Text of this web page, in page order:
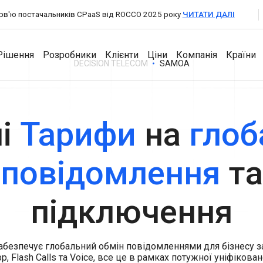
постачальників CPaaS від ROCCO 2025 року ЧИТАТИ ДАЛІ
Продукти
Messaging Dashboard
Потужна універсальна платформа для бізнес-
Business Chat
двостороннім обміном повідомлень.
для Партнерів
A2P Messaging
Збільшіть обсяг SMS-трафіку з глобальним покриттям
через прямі підключення до операторів.
Високоякісні голосові виклики з надійною глобальною
маршрутизацією.
Розробники
Розробники
API Documentation
Клієнти Ціни Компанія
Про компанію
Новини та події
Кар'єра
Контакти
Країни
DECISION TELECOM
SAMOA
Тарифи на
повідомлення та
підключення
глобальний обмін повідомленнями для бізнесу
Flash Calls та Voice, все це в рамках потужної